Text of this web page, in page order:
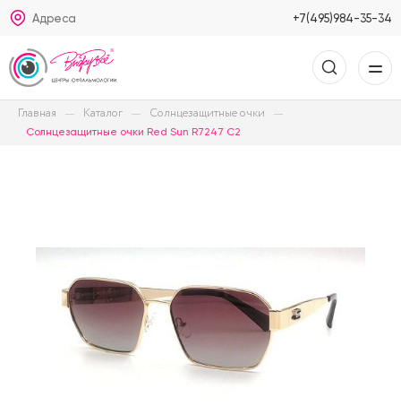
Адреса +7(495)984-35-34
Главная Каталог Солнцезащитные очки
Солнцезащитные очки Red Sun R7247 C2